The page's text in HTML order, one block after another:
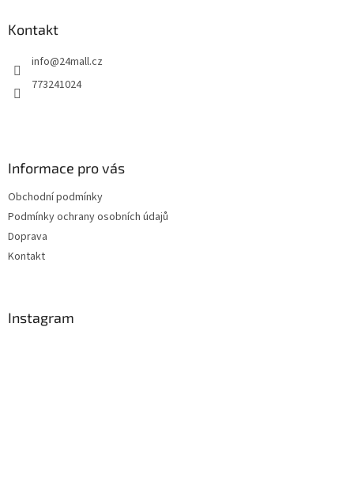
Kontakt
info@24mall.cz
773241024
Informace pro vás
Obchodní podmínky
Podmínky ochrany osobních údajů
Doprava
Kontakt
Instagram